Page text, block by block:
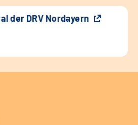
der DRV Nordayern